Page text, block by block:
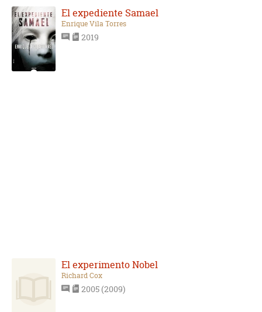
El expediente Samael
Enrique Vila Torres
2019
El experimento Nobel
Richard Cox
2005 (2009)